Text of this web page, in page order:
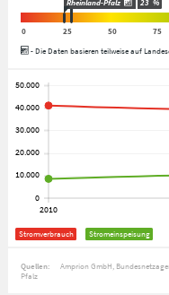
Rheinland-Pfalz 23 %
0 25 50 75
- Die Daten basieren teilweise auf
Stromverbrauch Stromeinspeisung
Quellen: Amprion GmbH
Pfalz